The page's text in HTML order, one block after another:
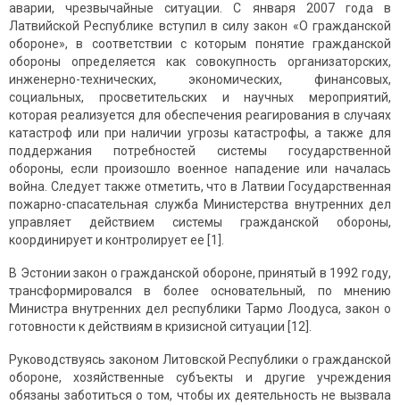
аварии, чрезвычайные ситуации. С января 2007 года в
Латвийской Республике вступил в силу закон «О гражданской
обороне», в соответствии с которым понятие гражданской
обороны определяется как совокупность организаторских,
инженерно-технических, экономических, финансовых,
социальных, просветительских и научных мероприятий,
которая реализуется для обеспечения реагирования в случаях
катастроф или при наличии угрозы катастрофы, а также для
поддержания потребностей системы государственной
обороны, если произошло военное нападение или началась
война. Следует также отметить, что в Латвии Государственная
пожарно-спасательная служба Министерства внутренних дел
управляет действием системы гражданской обороны,
координирует и контролирует ее [1].
В Эстонии закон о гражданской обороне, принятый в 1992 году,
трансформировался в более основательный, по мнению
Министра внутренних дел республики Тармо Лоодуса, закон о
готовности к действиям в кризисной ситуации [12].
Руководствуясь законом Литовской Республики о гражданской
обороне, хозяйственные субъекты и другие учреждения
обязаны заботиться о том, чтобы их деятельность не вызвала